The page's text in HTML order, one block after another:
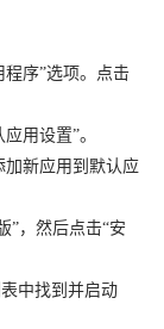
程序”选项。点击
用设置”。
加新应用到默认应
”，然后点击“安
中找到并启动